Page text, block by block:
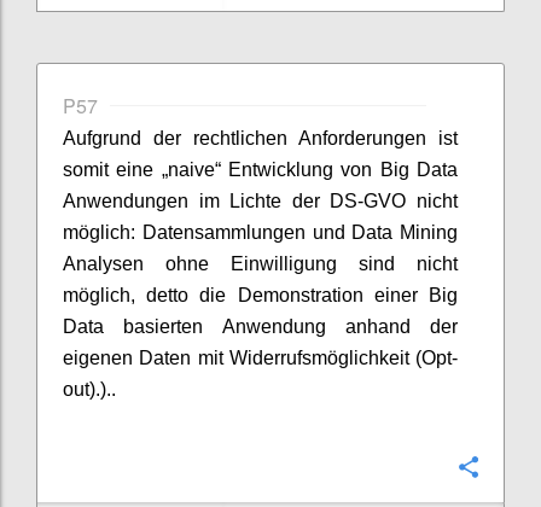
P57
Aufgrund der rechtlichen Anforderungen ist
somit eine „naive“ Entwicklung von Big Data
Anwendungen im Lichte der DS-GVO nicht
möglich: Datensammlungen und Data Mining
Analysen ohne Einwilligung sind nicht
möglich, detto die Demonstration einer Big
Data basierten Anwendung anhand der
eigenen Daten mit Widerrufsmöglichkeit (Opt-
out).)..